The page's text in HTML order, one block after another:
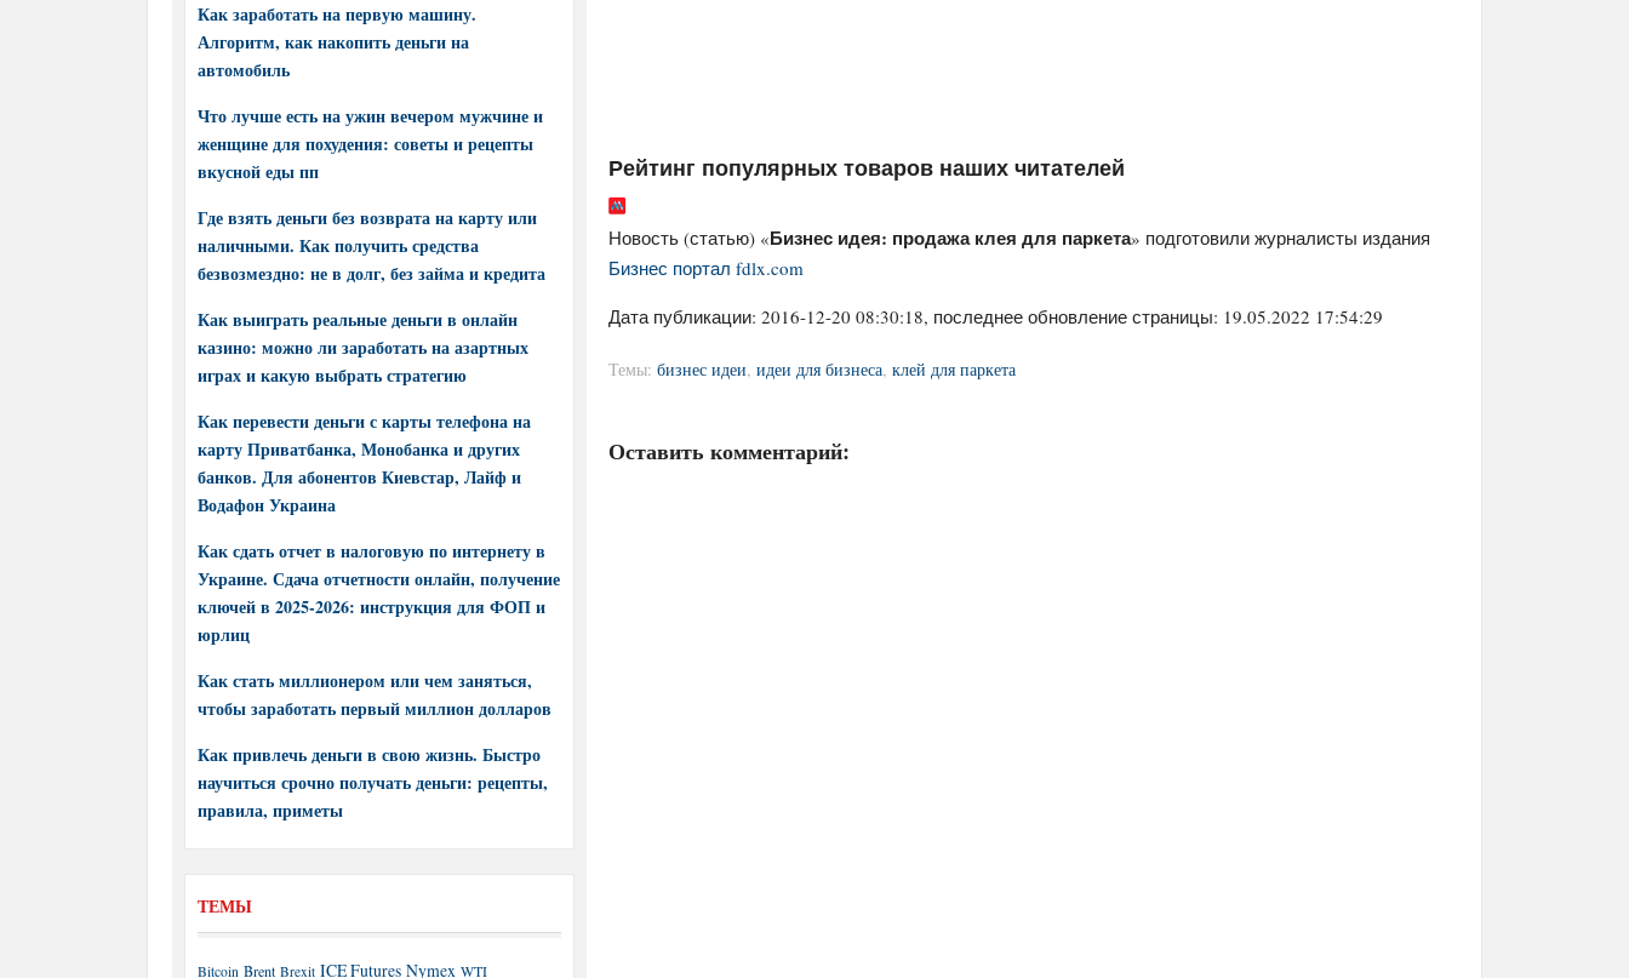
Рейтинг популярных товаров наших читателей
Новость (статью) «Бизнес идея: продажа клея для паркета» подготовили журналисты издания
Бизнес портал fdlx.com
Дата публикации: 2016-12-20 08:30:18, последнее обновление страницы: 19.05.2022 17:54:29
Темы: бизнес идеи, идеи для бизнеса, клей для паркета
Оставить комментарий:
Как заработать на первую машину.
Алгоритм, как накопить деньги на
автомобиль
Что лучше есть на ужин вечером мужчине и
женщине для похудения: советы и рецепты
вкусной еды пп
Где взять деньги без возврата на карту или
наличными. Как получить средства
безвозмездно: не в долг, без займа и кредита
Как выиграть реальные деньги в онлайн
казино: можно ли заработать на азартных
играх и какую выбрать стратегию
Как перевести деньги с карты телефона на
карту Приватбанка, Монобанка и других
банков. Для абонентов Киевстар, Лайф и
Водафон Украина
Как сдать отчет в налоговую по интернету в
Украине. Сдача отчетности онлайн, получение
ключей в 2025-2026: инструкция для ФОП и
юрлиц
Как стать миллионером или чем заняться,
чтобы заработать первый миллион долларов
Как привлечь деньги в свою жизнь. Быстро
научиться срочно получать деньги: рецепты,
правила, приметы
ТЕМЫ
Bitcoin Brent Brexit ICE Futures Nymex WTI